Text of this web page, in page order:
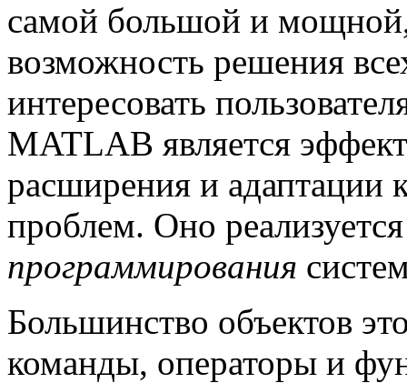
самой большой и
возможность решения
интересовать
MATLAB является
расширения и
проблем. Оно
программирования
Большинство объектов
команды, операторы и